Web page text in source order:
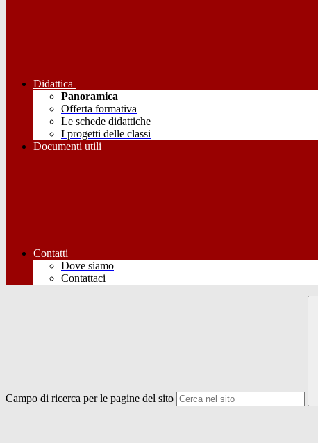
Didattica
Panoramica
Offerta formativa
Le schede didattiche
I progetti delle classi
Documenti utili
Contatti
Dove siamo
Contattaci
Campo di ricerca per le pagine del sito